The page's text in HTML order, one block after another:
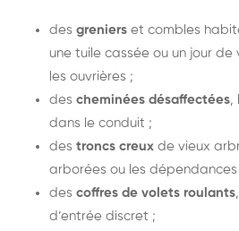
des greniers et combles
une tuile cassée ou un jour
les ouvrières ;
des cheminées désaffectées,
dans le conduit ;
des troncs creux de vieux
arborées ou les dépendances
des coffres de volets roulants
d’entrée discret ;